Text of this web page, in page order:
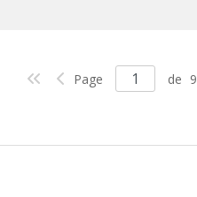
Page de